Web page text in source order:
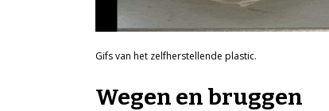
Gifs van het zelfherstellende plastic.
Wegen en bruggen